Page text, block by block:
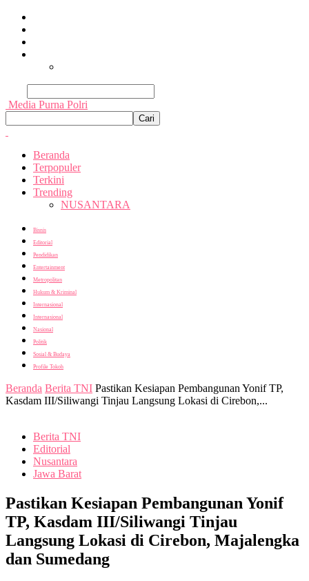
Media Purna Polri
Beranda
Terpopuler
Terkini
Trending
NUSANTARA
Bisnis
Editorial
Pendidikan
Entertainment
Metropolitan
Hukum & Kriminal
Internasional
Internasional
Nasional
Politik
Sosial & Budaya
Profile Tokoh
Beranda Berita TNI Pastikan Kesiapan Pembangunan Yonif TP,
Kasdam III/Siliwangi Tinjau Langsung Lokasi di Cirebon,...
Berita TNI
Editorial
Nusantara
Jawa Barat
Pastikan Kesiapan Pembangunan Yonif
TP, Kasdam III/Siliwangi Tinjau
Langsung Lokasi di Cirebon, Majalengka
dan Sumedang